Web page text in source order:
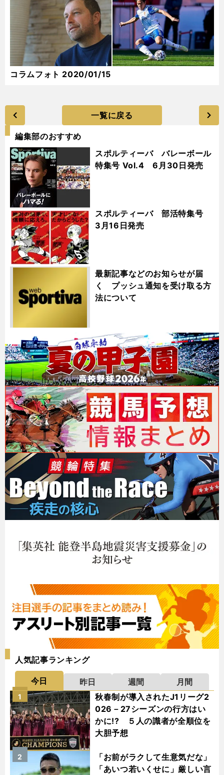
コラムフォト 2020/01/15
一覧に戻る
編集部のおすすめ
スポルティーバ バレーボール
特集号 Vol.4 6月30日発売
スポルティーバ 部活特集号
3月16日発売
最新記事などのお知らせが届
く プッシュ通知を受け取る方
法について
人気記事ランキング
今日 昨日 週間
月間
秋春制が導入されたJ1リーグ2
026－27シーズンの行方はい
かに!? ５人の識者が全順位を
大胆予想
1
「お前がラクして生意気だな」
「あいつ若いくせに」厳しい言
2